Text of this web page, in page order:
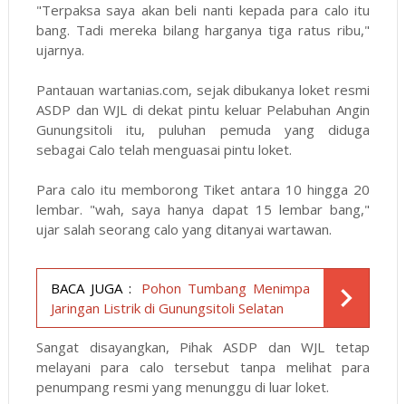
"Terpaksa saya akan beli nanti kepada para calo itu
bang. Tadi mereka bilang harganya tiga ratus ribu,"
ujarnya.
Pantauan wartanias.com, sejak dibukanya loket resmi
ASDP dan WJL di dekat pintu keluar Pelabuhan Angin
Gunungsitoli itu, puluhan pemuda yang diduga
sebagai Calo telah menguasai pintu loket.
Para calo itu memborong Tiket antara 10 hingga 20
lembar. "wah, saya hanya dapat 15 lembar bang,"
ujar salah seorang calo yang ditanyai wartawan.
BACA JUGA :
Pohon Tumbang Menimpa
Jaringan Listrik di Gunungsitoli Selatan
Sangat disayangkan, Pihak ASDP dan WJL tetap
melayani para calo tersebut tanpa melihat para
penumpang resmi yang menunggu di luar loket.